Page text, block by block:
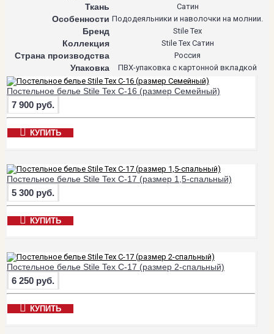
Ткань Сатин
Особенности Пододеяльники и наволочки на молнии.
Бренд Stile Tex
Коллекция Stile Tex Сатин
Страна производства Россия
Упаковка ПВХ-упаковка с картонной вкладкой
Постельное белье Stile Tex C-16 (размер Семейный)
7 900 руб.
КУПИТЬ
Постельное белье Stile Tex C-17 (размер 1,5-спальный)
5 300 руб.
КУПИТЬ
Постельное белье Stile Tex C-17 (размер 2-спальный)
6 250 руб.
КУПИТЬ